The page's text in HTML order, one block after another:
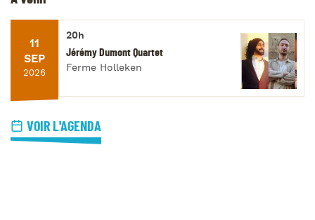
11
SEP
2026
20h
Jérémy Dumont Quartet
Ferme Holleken
VOIR L'AGENDA